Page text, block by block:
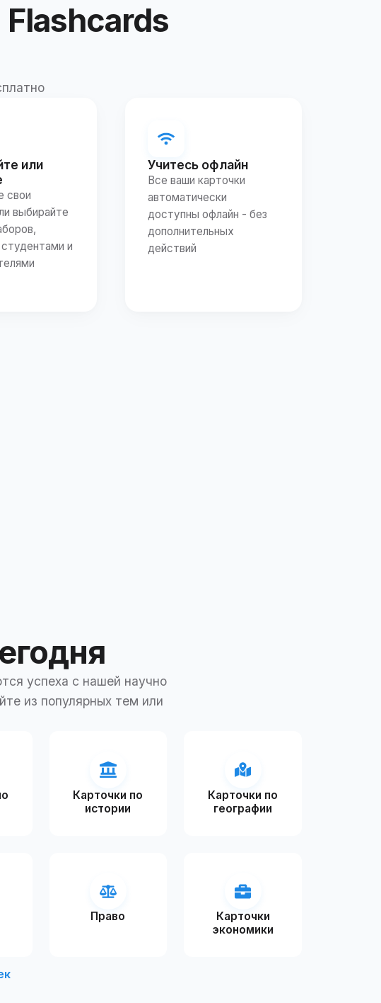
или
свои
выбирайте
и
Учитесь офлайн
Все ваши карточки
автоматически
доступны офлайн - без
дополнительных
действий
успеха с нашей научно
из популярных тем или
Карточки по
истории
Карточки по
географии
Право
Карточки
экономики